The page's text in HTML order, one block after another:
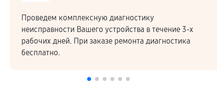
Проведем комплексную диагностику
неисправности Вашего устройства в течение 3-х
рабочих дней. При заказе ремонта диагностика
бесплатно.